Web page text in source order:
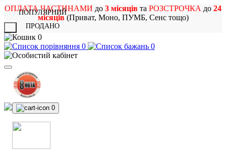
ОПЛАТА ЧАСТИНАМИ до 3 місяців та РОЗСТРОЧКА до 24
місяців(Приват, Моно, ПУМБ, Сенс тощо)
0
0
0
0
ПОПУЛЯРНИЙ
ПРОДАНО